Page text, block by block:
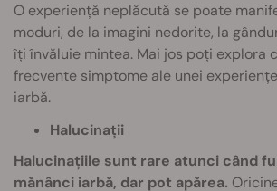
O experiență neplăcută se poate
moduri, de la imagini nedorite, la
îți învăluie mintea. Mai jos poți explora
frecvente simptome ale unei
iarbă.
Halucinații
Halucinațiile sunt rare atunci când
mănânci iarbă, dar pot apărea.